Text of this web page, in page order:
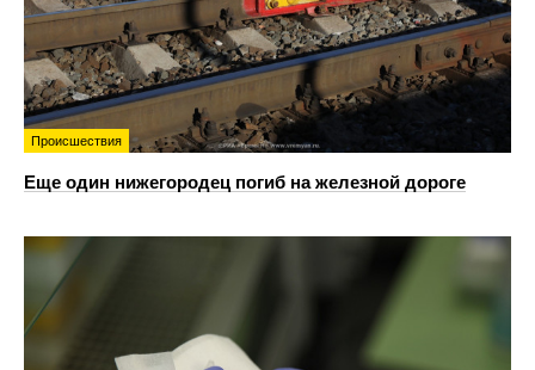
Происшествия
Еще один нижегородец погиб на железной дороге